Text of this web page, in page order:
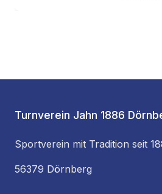
Turnverein Jahn 1886
Sportverein mit Tradition seit
56379 Dörnberg